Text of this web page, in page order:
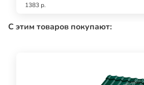
1383 р.
С этим товаров покупают: